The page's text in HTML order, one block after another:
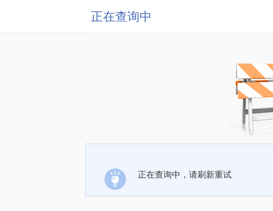
正在查询中
正在查询中，请刷新重试